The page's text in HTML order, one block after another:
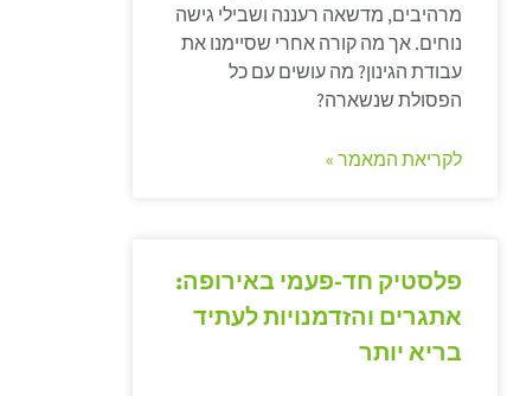
מרהיבים, מדשאה רעננה ושבילי גישה
נוחים. אך מה קורה אחרי שסיימנו את
עבודת הגינון? מה עושים עם כל
הפסולת שנשארה?
לקריאת המאמר »
פלסטיק חד-פעמי באירופה:
אתגרים והזדמנויות לעתיד
בריא יותר